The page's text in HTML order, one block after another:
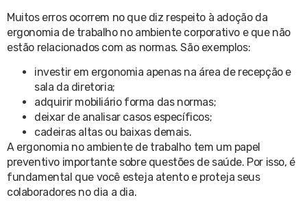
Muitos erros ocorrem no que diz respeito à adoção da
ergonomia de trabalho no ambiente corporativo e que não
estão relacionados com as normas. São exemplos:
investir em ergonomia apenas na área de recepção e
sala da diretoria;
adquirir mobiliário forma das normas;
deixar de analisar casos específicos;
cadeiras altas ou baixas demais.
A ergonomia no ambiente de trabalho tem um papel
preventivo importante sobre questões de saúde. Por isso, é
fundamental que você esteja atento e proteja seus
colaboradores no dia a dia.